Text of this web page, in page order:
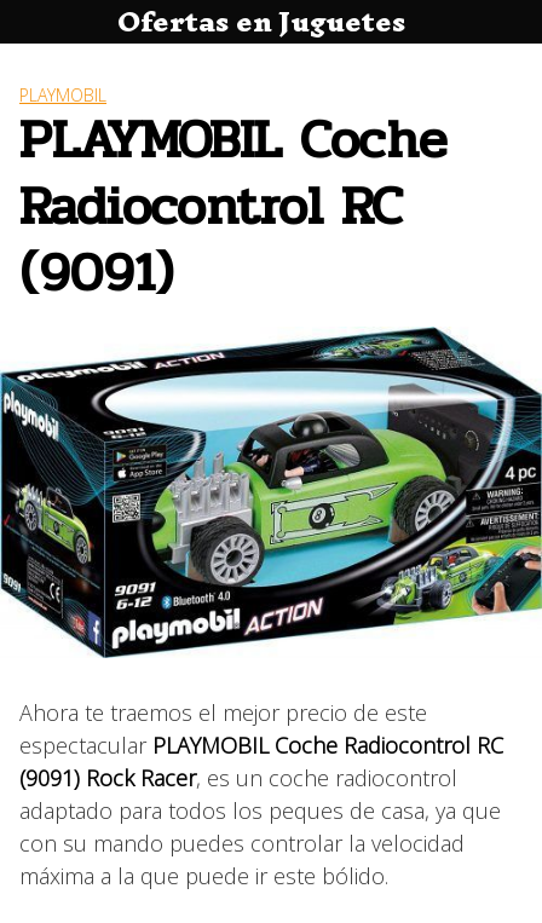
al
Ofertas en Juguetes
PLAYMOBIL
PLAYMOBIL Coche
Radiocontrol RC
(9091)
Ahora te traemos el mejor precio de este
espectacular PLAYMOBIL Coche Radiocontrol RC
(9091) Rock Racer, es un coche radiocontrol
adaptado para todos los peques de casa, ya que
con su mando puedes controlar la velocidad
máxima a la que puede ir este bólido.